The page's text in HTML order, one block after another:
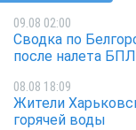
09.08 02:00
Сводка по
после налета
08.08 18:09
Жители
горячей воды